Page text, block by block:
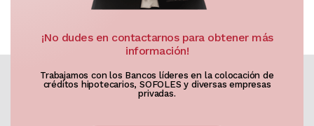
¡No dudes en contactarnos para obtener más
información!
Trabajamos con los Bancos líderes en la colocación de
créditos hipotecarios, SOFOLES y diversas empresas
privadas.